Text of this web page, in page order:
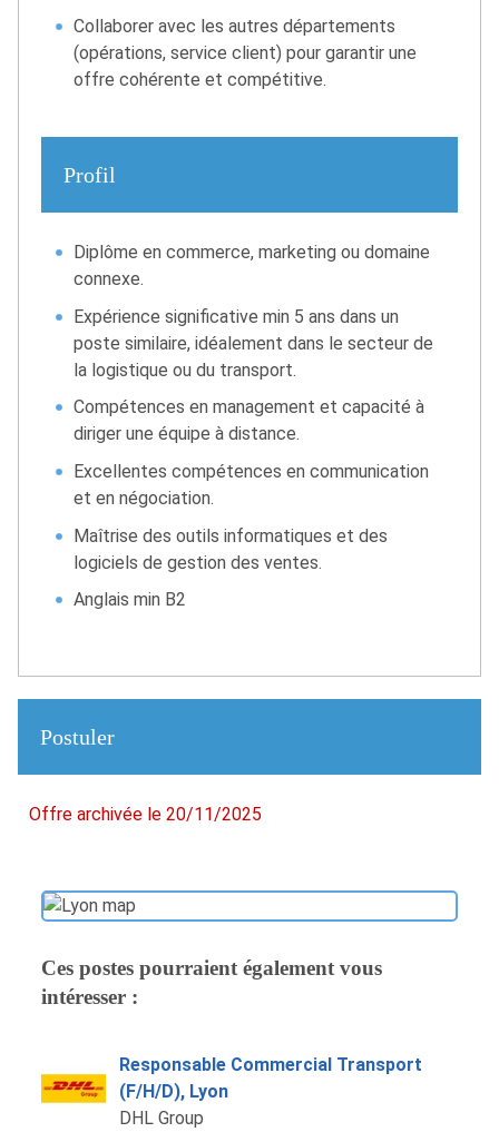
Collaborer avec les autres départements
(opérations, service client) pour garantir une
offre cohérente et compétitive.
Profil
Diplôme en commerce, marketing ou domaine
connexe.
Expérience significative min 5 ans dans un
poste similaire, idéalement dans le secteur de
la logistique ou du transport.
Compétences en management et capacité à
diriger une équipe à distance.
Excellentes compétences en communication
et en négociation.
Maîtrise des outils informatiques et des
logiciels de gestion des ventes.
Anglais min B2
Postuler
Offre archivée le 20/11/2025
Ces postes pourraient également vous
intéresser :
Responsable Commercial Transport
(F/H/D), Lyon
DHL Group